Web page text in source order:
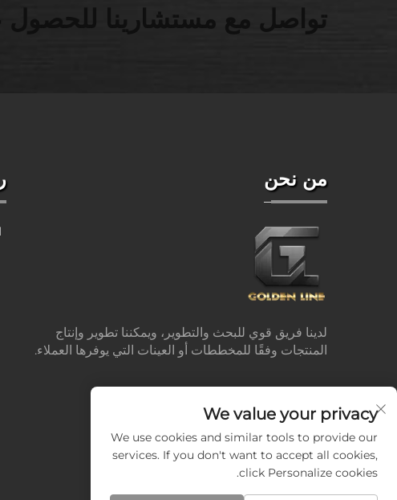
تواصل مع مستشارينا للحصول
من نحن
لدينا فريق قوي للبحث والتطوير، ويمكننا تطوير وإنتاج
المنتجات وفقًا للمخططات أو العينات التي يوفرها العملاء.
We value your privacy
We use cookies and similar tools to provide our
services. If you don't want to accept all cookies,
click Personalize cookies.